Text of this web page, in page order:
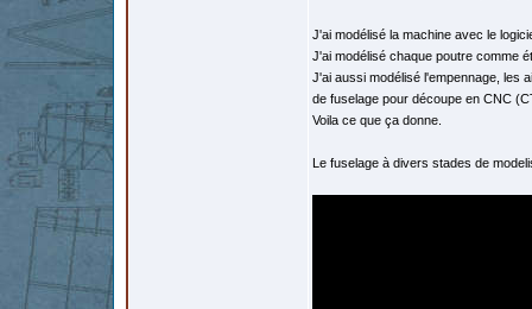
J'ai modélisé la machine avec le
J'ai modélisé chaque poutre comme
J'ai aussi modélisé l'empennage, les
de fuselage pour découpe en CNC
Voila ce que ça donne.
Le fuselage à divers stades de